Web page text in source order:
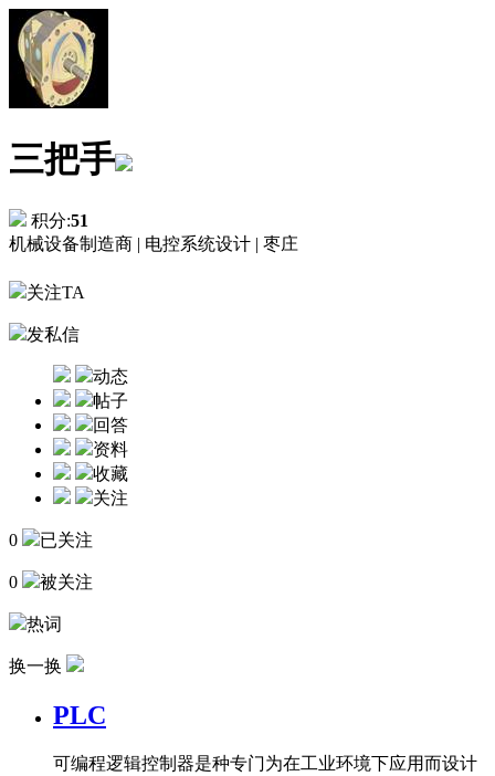
三把手
积分:51
机械设备制造商 | 电控系统设计 | 枣庄
关注TA
发私信
动态
帖子
回答
资料
收藏
关注
0 已关注
0 被关注
热词
换一换
PLC
可编程逻辑控制器是种专门为在工业环境下应用而设计